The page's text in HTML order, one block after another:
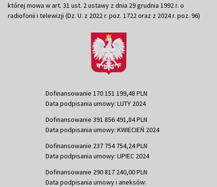
której mowa w art. 31 ust. 2 ustawy z dnia 29 grudnia 1992 r. o
radiofonii i telewizji (Dz. U. z 2022 r. poz. 1722 oraz z 2024 r. poz. 96)
Dofinansowanie 170 151 199,48 PLN
Data podpisania umowy: LUTY 2024
Dofinansowanie 391 856 491,84 PLN
Data podpisania umowy: KWIECIEŃ 2024
Dofinansowanie 237 754 754,24 PLN
Data podpisania umowy: LIPIEC 2024
Dofinansowanie 290 817 240,00 PLN
Data podpisania umowy i aneksów: